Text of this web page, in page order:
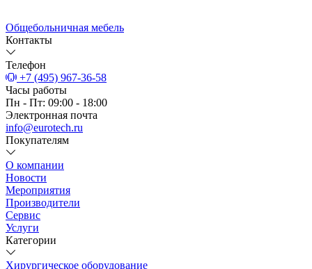
Общебольничная мебель
Контакты
Телефон
+7 (495) 967-36-58
Часы работы
Пн - Пт: 09:00 - 18:00
Электронная почта
info@eurotech.ru
Покупателям
О компании
Новости
Мероприятия
Производители
Сервис
Услуги
Категории
Хирургическое оборудование